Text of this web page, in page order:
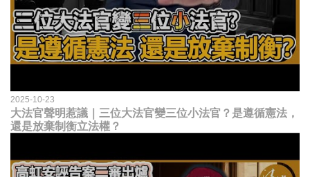
2025-10-23
大法官聲明惹議｜三位大法官變三位小法官？是遵循憲法，
還是放棄制衡立法權？